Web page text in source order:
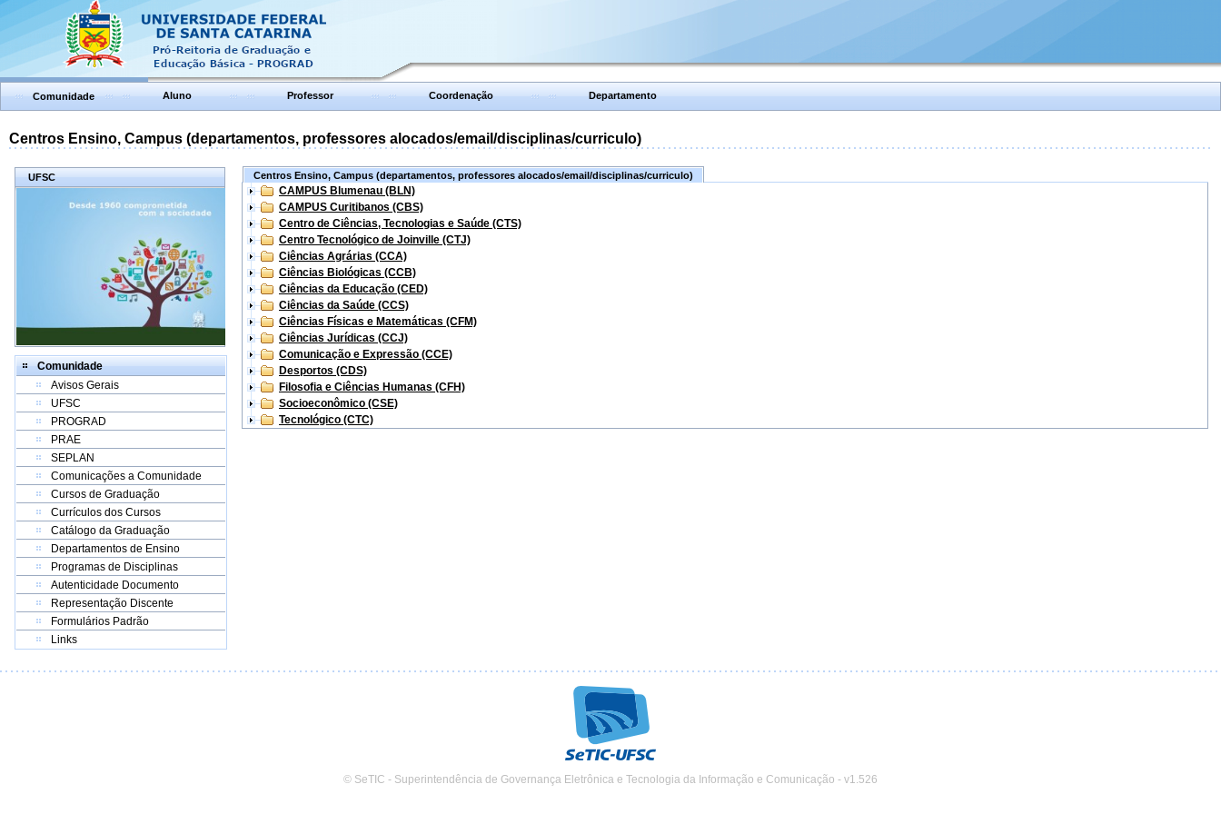
Comunidade Aluno Professor Coordenação Departamento
Centros Ensino, Campus (departamentos, professores alocados/email/disciplinas/curriculo)
UFSC
Comunidade
Avisos Gerais
UFSC
PROGRAD
PRAE
SEPLAN
Comunicações a Comunidade
Cursos de Graduação
Currículos dos Cursos
Catálogo da Graduação
Departamentos de Ensino
Programas de Disciplinas
Autenticidade Documento
Representação Discente
Formulários Padrão
Links
Centros Ensino, Campus (departamentos, professores alocados/email/disciplinas/curriculo)
CAMPUS Blumenau (BLN)
CAMPUS Curitibanos (CBS)
Centro de Ciências, Tecnologias e Saúde (CTS)
Centro Tecnológico de Joinville (CTJ)
Ciências Agrárias (CCA)
Ciências Biológicas (CCB)
Ciências da Educação (CED)
Ciências da Saúde (CCS)
Ciências Físicas e Matemáticas (CFM)
Ciências Jurídicas (CCJ)
Comunicação e Expressão (CCE)
Desportos (CDS)
Filosofia e Ciências Humanas (CFH)
Socioeconômico (CSE)
Tecnológico (CTC)
© SeTIC - Superintendência de Governança Eletrônica e Tecnologia da Informação e Comunicação - v1.526